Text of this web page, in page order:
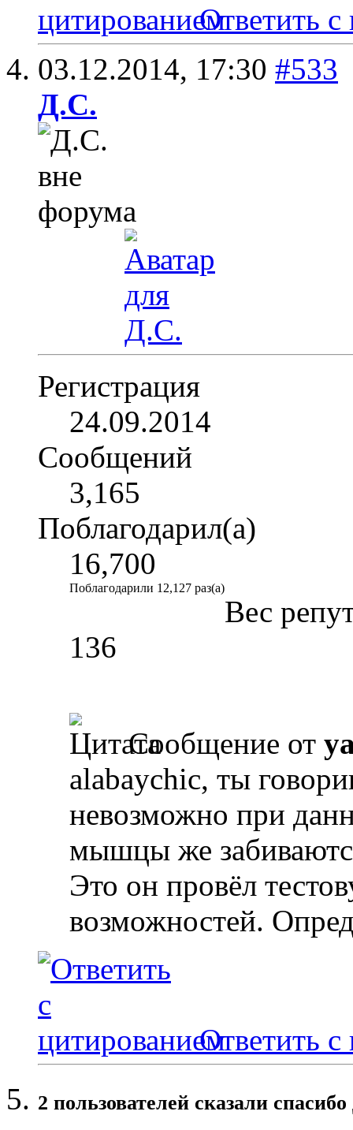
Ответить с
03.12.2014, 17:30 #533
Д.С.
Регистрация
24.09.2014
Сообщений
3,165
Поблагодарил(а)
16,700
Поблагодарили 12,127 раз(а)
Вес
136
Сообщение от
alabaychic, ты
невозможно при
мышцы же
Это он провёл
возможностей.
Ответить с
2 пользователей сказали